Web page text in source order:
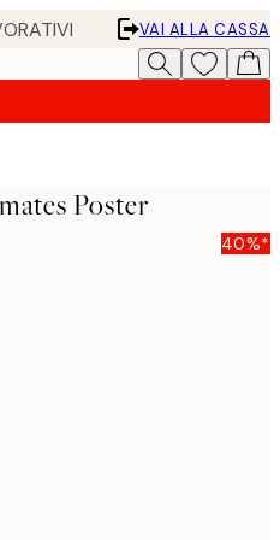
VAI ALLA CASSA
Poster
40%*